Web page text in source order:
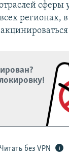
сферы
регионах,
Читать без VPN